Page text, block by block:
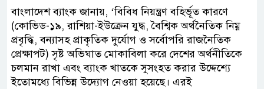
বাংলাদেশ ব্যাংক জানায়, ‘বিবিধ নিয়ন্ত্রণ বহির্ভূত কারণে
(কোভিড-১৯, রাশিয়া-ইউক্রেন যুদ্ধ, বৈশ্বিক অর্থনৈতিক নিম্ন
প্রবৃদ্ধি, বন্যাসহ প্রাকৃতিক দুর্যোগ ও সর্বোপরি রাজনৈতিক
প্রেক্ষাপট) সৃষ্ট অভিঘাত মোকাবিলা করে দেশের অর্থনীতিকে
চলমান রাখা এবং ব্যাংক খাতকে সুসংহত করার উদ্দেশ্যে
ইতোমধ্যে বিভিন্ন উদ্যোগ নেওয়া হয়েছে। এরই